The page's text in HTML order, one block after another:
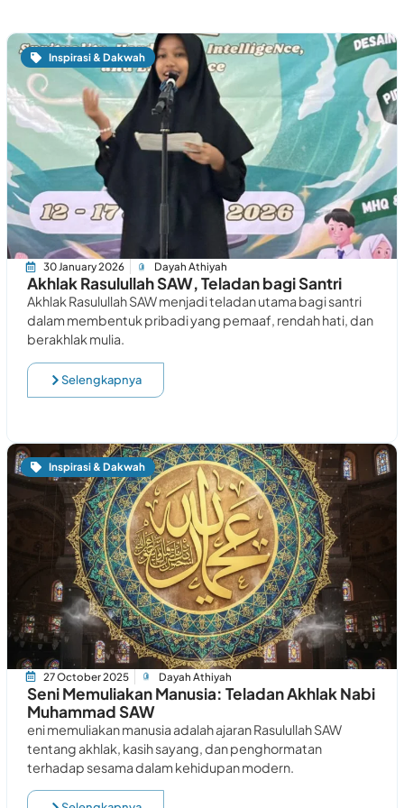
Inspirasi & Dakwah
30 January 2026 Dayah Athiyah
Akhlak Rasulullah SAW, Teladan bagi Santri
Akhlak Rasulullah SAW menjadi teladan utama bagi santri
dalam membentuk pribadi yang pemaaf, rendah hati, dan
berakhlak mulia.
Selengkapnya
Inspirasi & Dakwah
27 October 2025 Dayah Athiyah
Seni Memuliakan Manusia: Teladan Akhlak Nabi
Muhammad SAW
eni memuliakan manusia adalah ajaran Rasulullah SAW
tentang akhlak, kasih sayang, dan penghormatan
terhadap sesama dalam kehidupan modern.